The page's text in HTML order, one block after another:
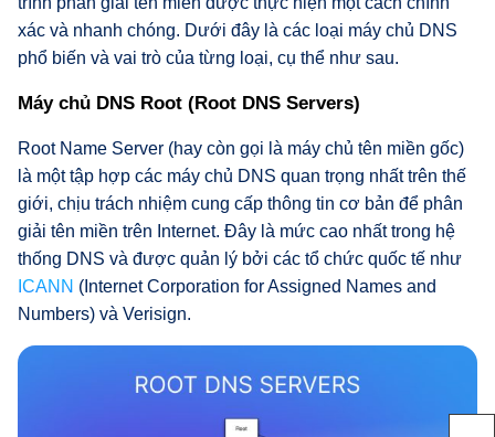
xác và nhanh chóng. Dưới đây là các loại máy chủ DNS
phổ biến và vai trò của từng loại, cụ thể như sau.
Máy chủ DNS Root (Root DNS Servers)
Root Name Server (hay còn gọi là máy chủ tên miền gốc)
là một tập hợp các máy chủ DNS quan trọng nhất trên thế
giới, chịu trách nhiệm cung cấp thông tin cơ bản để phân
giải tên miền trên Internet. Đây là mức cao nhất trong hệ
thống DNS và được quản lý bởi các tổ chức quốc tế như
ICANN (Internet Corporation for Assigned Names and
Numbers) và Verisign.